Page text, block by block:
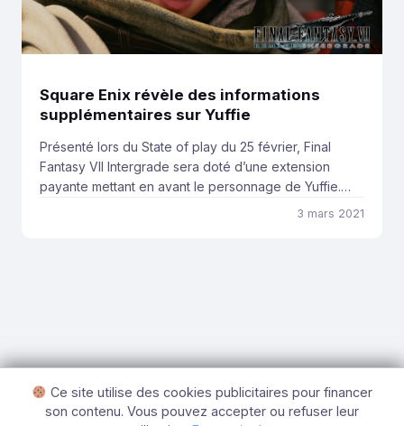
Square Enix révèle des informations
supplémentaires sur Yuffie
Présenté lors du State of play du 25 février, Final
Fantasy VII Intergrade sera doté d’une extension
payante mettant en avant le personnage de Yuffie.
Square Enix nous dévoile de nouvelles images du3 mars 2021
Ce site utilise des cookies publicitaires pour financer
son contenu. Vous pouvez accepter ou refuser leur